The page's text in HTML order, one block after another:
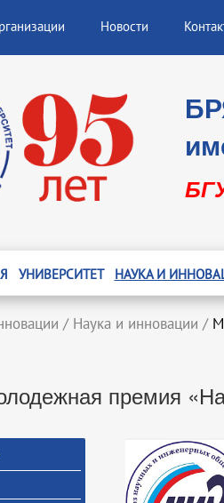
Новости
УНИВЕРСИТЕТ НАУКА И
/ Наука и инновации /
премия